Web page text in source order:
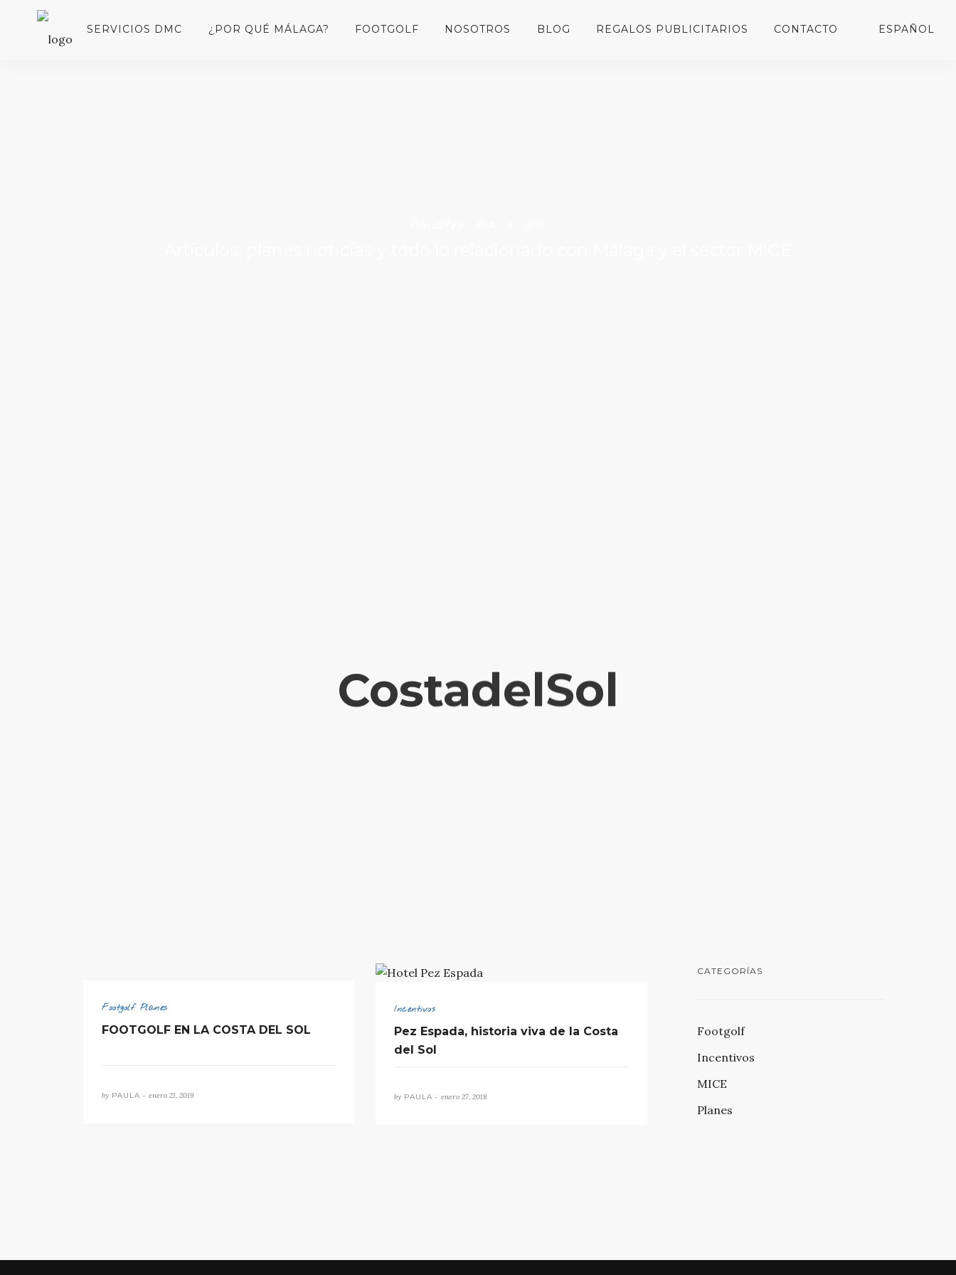
SERVICIOS DMC ¿POR QUÉ MÁLAGA? FOOTGOLF NOSOTROS BLOG REGALOS PUBLICITARIOS CONTACTO ESPAÑOL
CostadelSol
Footgolf Planes
FOOTGOLF EN LA COSTA DEL SOL
by PAULA • enero 21, 2019
Incentivos
Pez Espada, historia viva de la Costa
del Sol
by PAULA • enero 27, 2018
CATEGORÍAS
Footgolf
Incentivos
MICE
Planes